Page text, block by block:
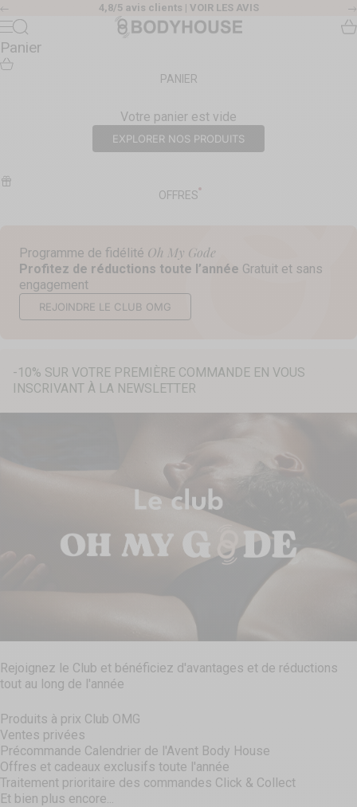
Passer au contenu
Précédent 4,8/5 avis clients | VOIR LES AVIS
Body House
Menu
Recherche
Panier
PANIER
Votre panier est vide
EXPLORER NOS PRODUITS
OFFRES
Programme de fidélité Oh My Gode
Profitez de réductions toute l’année Gratuit et sans
engagement
REJOINDRE LE CLUB OMG
-10% SUR VOTRE PREMIÈRE COMMANDE EN VOUS
INSCRIVANT À LA NEWSLETTER
Rejoignez le Club et bénéficiez d'avantages et de réductions
tout au long de l'année
Produits à prix Club OMG
Ventes privées
Précommande Calendrier de l'Avent Body House
Offres et cadeaux exclusifs toute l'année
Traitement prioritaire des commandes Click & Collect
Et bien plus encore...